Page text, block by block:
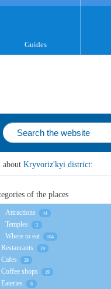
Guides
Kryvoriz'kyi district:
of the places
Attractions 44
Temples 3
Where to eat 104
Restaurants 29
Cafes 28
Coffee shops 19
Eateries 8